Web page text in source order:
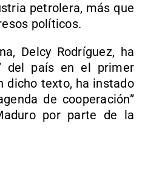
petrolera, más que
políticos.
Delcy Rodríguez, ha
del país en el primer
dicho texto, ha instado
de cooperación”
por parte de la